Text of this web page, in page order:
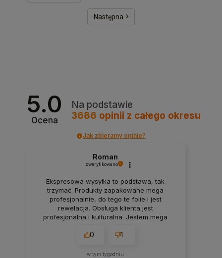
5.0
Ocena
Na podstawie
3686 opinii z całego okresu
Jak zbieramy opinie?
Roman
zweryfikowano
Ekspresowa wysyłka to podstawa, tak
trzymać. Produkty zapakowane mega
profesjonalnie, do tego te folie i jest
rewelacja. Obsługa klienta jest
profesjonalna i kulturalna. Jestem mega
0 1
w tym tygodniu